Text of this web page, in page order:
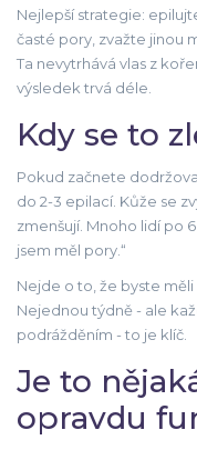
Nejlepší strategie:
časté pory, zvažte jinou
Ta nevytrhává vlas z
výsledek trvá déle.
Kdy se to
Pokud začnete
do 2-3 epilací. Kůže se
zmenšují. Mnoho lidí po
jsem měl pory.“
Nejde o to, že byste
Nejednou týdně - ale
podrážděním - to je klíč.
Je to
opravdu